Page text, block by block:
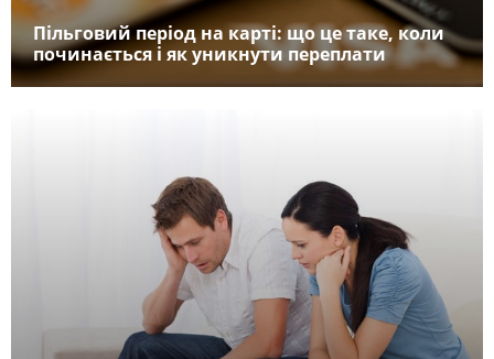
Пільговий період на карті: що це таке, коли
починається і як уникнути переплати